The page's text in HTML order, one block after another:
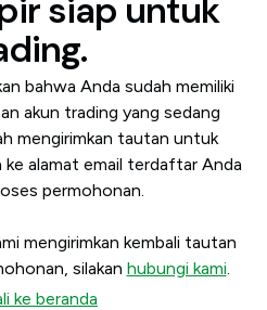
siap untuk
bahwa Anda sudah memiliki
akun trading yang sedang
mengirimkan tautan untuk
alamat email terdaftar Anda
permohonan.
mengirimkan kembali tautan
silakan hubungi kami.
ke beranda